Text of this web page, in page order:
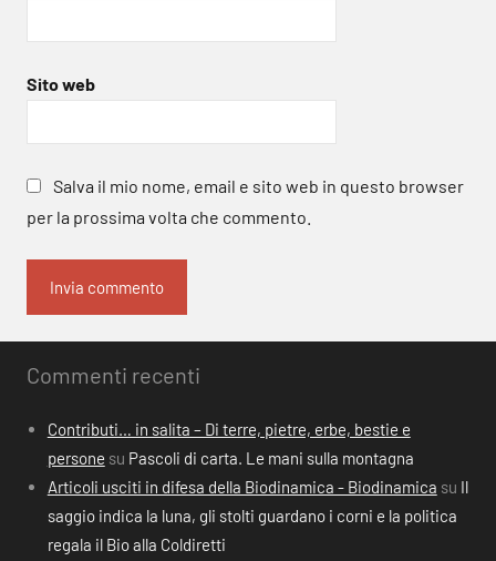
Sito web
Salva il mio nome, email e sito web in questo browser
per la prossima volta che commento.
Commenti recenti
Contributi… in salita – Di terre, pietre, erbe, bestie e
persone su Pascoli di carta. Le mani sulla montagna
Articoli usciti in difesa della Biodinamica - Biodinamica su Il
saggio indica la luna, gli stolti guardano i corni e la politica
regala il Bio alla Coldiretti